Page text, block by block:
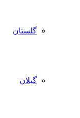
گلستان
گیلان